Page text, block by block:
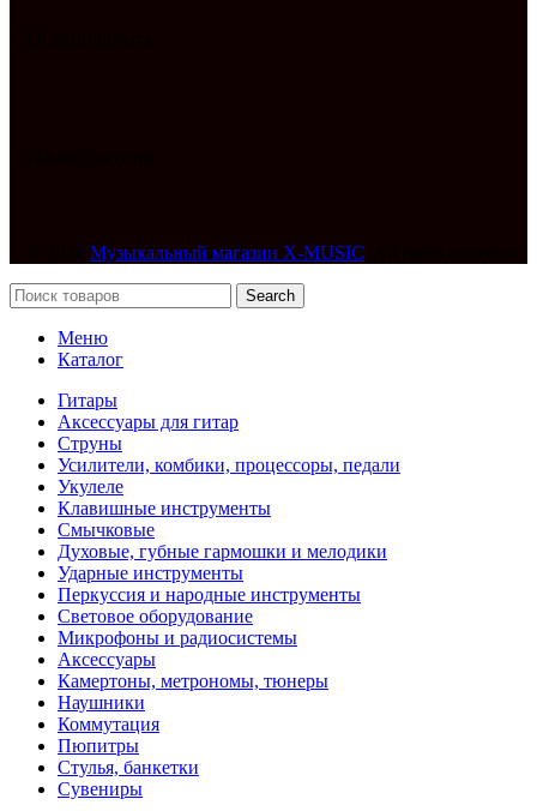
Музыкальный магазин X-MUSIC
Search
Меню
Каталог
Гитары
Аксессуары для гитар
Струны
Усилители, комбики, процессоры, педали
Укулеле
Клавишные инструменты
Смычковые
Духовые, губные гармошки и мелодики
Ударные инструменты
Перкуссия и народные инструменты
Световое оборудование
Микрофоны и радиосистемы
Аксессуары
Камертоны, метрономы, тюнеры
Наушники
Коммутация
Пюпитры
Стулья, банкетки
Сувениры